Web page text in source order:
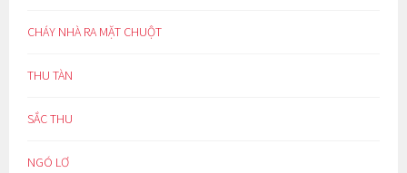
CHÁY NHÀ RA MẶT CHUỘT
THU TÀN
SẮC THU
NGÓ LƠ